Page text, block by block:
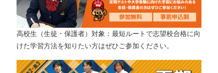
高校生（生徒・保護者）対象：最短ルートで志望校合格に向
けた学習方法を知りたい方はぜひご参加ください。